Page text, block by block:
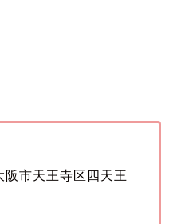
市天王寺区四天王